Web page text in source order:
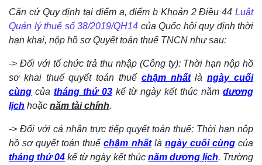
Căn cứ Quy định tại điểm a, điểm b Khoản 2 Điều 44 Luật
Quản lý thuế số 38/2019/QH14 của Quốc hội quy định thời
hạn khai, nộp hồ sơ Quyết toán thuế TNCN như sau:
-> Đối với tổ chức trả thu nhập (Công ty): Thời hạn nộp hồ
sơ khai thuế quyết toán thuế chậm nhấtlàngày cuối
cùng của tháng thứ 03kể từ ngày kết thúc nămdương
lịch hoặc năm tài chính.
-> Đối với cá nhân trực tiếp quyết toán thuế: Thời hạn nộp
hồ sơ quyết toán thuếchậm nhấtlà ngày cuối cùngcủa
tháng thứ 04 kể từ ngày kết thúc năm dương lịch. Trường